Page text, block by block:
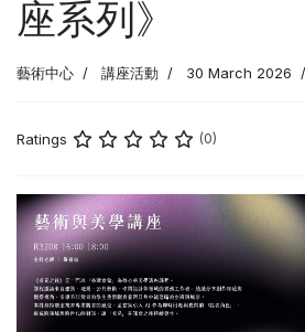
座系列》
藝術中心 講座活動 30 March 2026
Ratings (0)